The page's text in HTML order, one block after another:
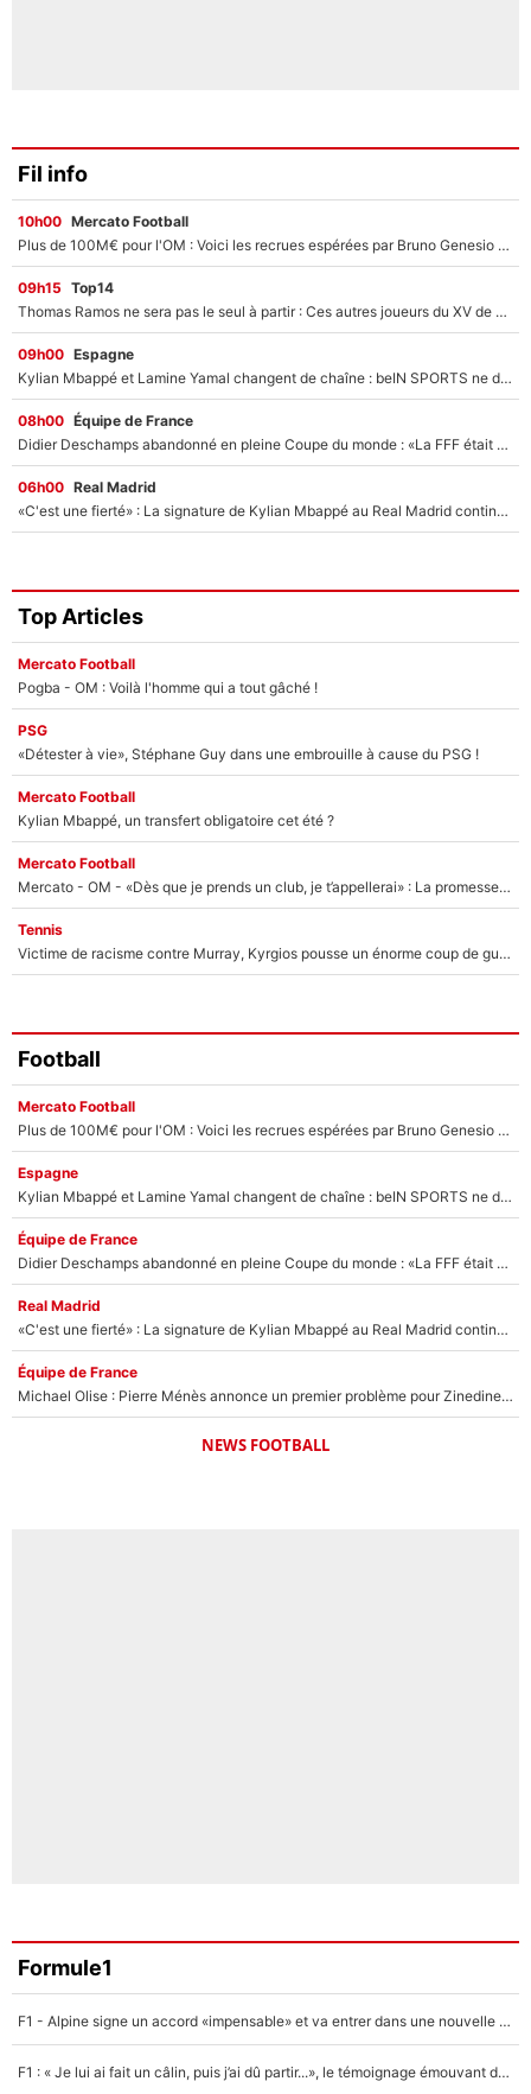
Fil info
10h00 Mercato Football
Plus de 100M€ pour l'OM : Voici les recrues espérées par Bruno Genesio et Grégory Lorenzi après l’opération dégraissage
09h15 Top14
Thomas Ramos ne sera pas le seul à partir : Ces autres joueurs du XV de France pourraient aussi quitter le Stade Toulousain, un club de Top 14 est déjà sur les rangs
09h00 Espagne
Kylian Mbappé et Lamine Yamal changent de chaîne : beIN SPORTS ne digère pas cette décision historique et prédit un fiasco pour la Liga
08h00 Équipe de France
Didier Deschamps abandonné en pleine Coupe du monde : «La FFF était déjà passée à Zinedine Zidane»
06h00 Real Madrid
«C'est une fierté» : La signature de Kylian Mbappé au Real Madrid continue de régaler l'Espagne
Top Articles
Mercato Football
Pogba - OM : Voilà l'homme qui a tout gâché !
PSG
«Détester à vie», Stéphane Guy dans une embrouille à cause du PSG !
Mercato Football
Kylian Mbappé, un transfert obligatoire cet été ?
Mercato Football
Mercato - OM - «Dès que je prends un club, je t’appellerai» : La promesse de Marcelino au moment de claquer la porte
Tennis
Victime de racisme contre Murray, Kyrgios pousse un énorme coup de gueule !
Football
Mercato Football
Plus de 100M€ pour l'OM : Voici les recrues espérées par Bruno Genesio et Grégory Lorenzi après l’opération dégraissage
Espagne
Kylian Mbappé et Lamine Yamal changent de chaîne : beIN SPORTS ne digère pas cette décision historique et prédit un fiasco pour la Liga
Équipe de France
Didier Deschamps abandonné en pleine Coupe du monde : «La FFF était déjà passée à Zinedine Zidane»
Real Madrid
«C'est une fierté» : La signature de Kylian Mbappé au Real Madrid continue de régaler l'Espagne
Équipe de France
Michael Olise : Pierre Ménès annonce un premier problème pour Zinedine Zidane en équipe de France
NEWS FOOTBALL
Formule1
F1 - Alpine signe un accord «impensable» et va entrer dans une nouvelle dimension : Grande nouvelle pour Pierre Gasly !
F1 : « Je lui ai fait un câlin, puis j’ai dû partir...», le témoignage émouvant de Max Verstappen sur sa fille